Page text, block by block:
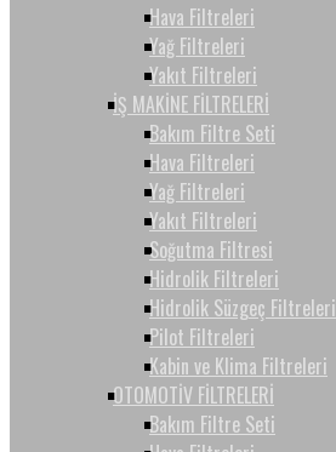
Hava Filtreleri
Yağ Filtreleri
Yakıt Filtreleri
İŞ MAKİNE FİLTRELERİ
Bakım Filtre Seti
Hava Filtreleri
Yağ Filtreleri
Yakıt Filtreleri
Soğutma Filtresi
Hidrolik Filtreleri
Hidrolik Süzgeç Filtreleri
Pilot Filtreleri
Kabin ve Klima Filtreleri
OTOMOTİV FİLTRELERİ
Bakım Filtre Seti